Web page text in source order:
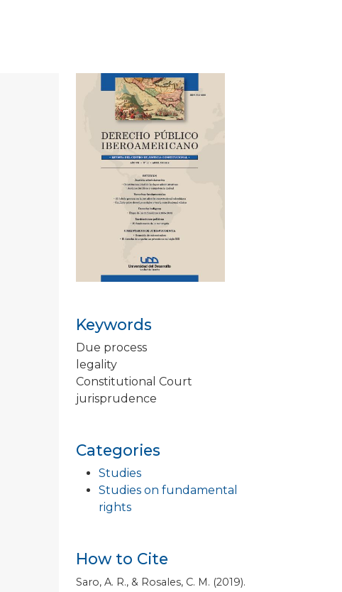
Keywords
Due process
legality
Constitutional Court
jurisprudence
Categories
Studies
Studies on fundamental
rights
How to Cite
Saro, A. R., & Rosales, C. M. (2019).